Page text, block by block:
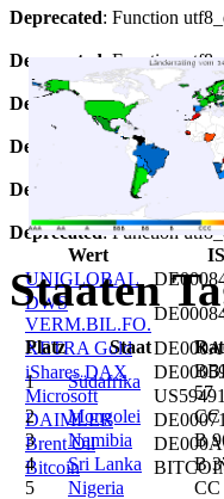
Deprecated: Function
Deprecated : Function
Deprecated: Function
Deprecated : Function
Deprecated : Function
Deprecated: Function
Wert
UNIGLOBAL
DWS
VERM.BIL.FO.
XETRA Gold
iShares DAX
Microsoft
DAIMLER
Brent Oil
Bitcoin
Staaten
Platz Staat
1
Südafrika
57
2
Mongolei CC
3
Namibia B
4
Sri Lanka B
5
Nigeria CC